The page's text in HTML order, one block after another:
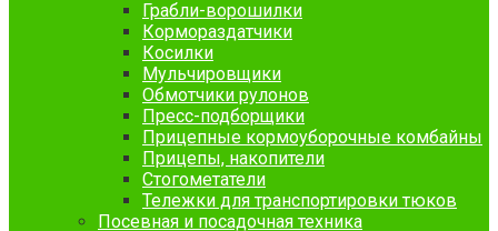
Грабли-ворошилки
Кормораздатчики
Косилки
Мульчировщики
Обмотчики рулонов
Пресс-подборщики
Прицепные кормоуборочные комбайны
Прицепы, накопители
Стогометатели
Тележки для транспортировки тюков
Посевная и посадочная техника